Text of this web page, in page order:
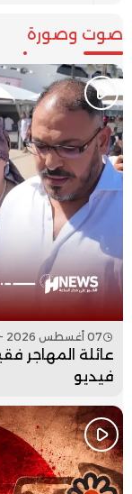
صوت وصورة
07 أغسطس 2026 - 17:00
عائلة المهاجر
فيديو